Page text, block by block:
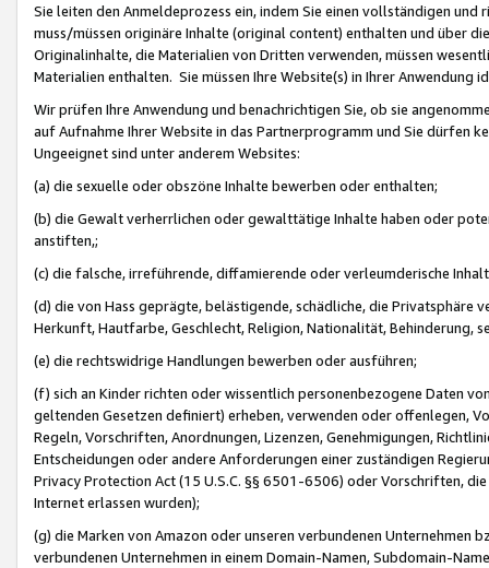
Sie leiten den Anmeldeprozess ein, indem Sie einen vollständigen
muss/müssen originäre Inhalte (original content) enthalten und über
Originalinhalte, die Materialien von Dritten verwenden, müssen
Materialien enthalten. Sie müssen Ihre Website(s) in Ihrer Anwendung
Wir prüfen Ihre Anwendung und benachrichtigen Sie, ob sie
auf Aufnahme Ihrer Website in das Partnerprogramm und Sie dürfen
Ungeeignet sind unter anderem Websites:
(a) die sexuelle oder obszöne Inhalte bewerben oder enthalten;
(b) die Gewalt verherrlichen oder gewalttätige Inhalte haben oder
anstiften,;
(c) die falsche, irreführende, diffamierende oder verleumderische
(d) die von Hass geprägte, belästigende, schädliche, die Privatsphäre
Herkunft, Hautfarbe, Geschlecht, Religion, Nationalität, Behinderung,
(e) die rechtswidrige Handlungen bewerben oder ausführen;
(f) sich an Kinder richten oder wissentlich personenbezogene Daten
geltenden Gesetzen definiert) erheben, verwenden oder offenlegen,
Regeln, Vorschriften, Anordnungen, Lizenzen, Genehmigungen,
Entscheidungen oder andere Anforderungen einer zuständigen
Privacy Protection Act (15 U.S.C. §§ 6501-6506) oder Vorschriften,
Internet erlassen wurden);
(g) die Marken von Amazon oder unseren verbundenen Unternehmen
verbundenen Unternehmen in einem Domain-Namen, Subdomain-